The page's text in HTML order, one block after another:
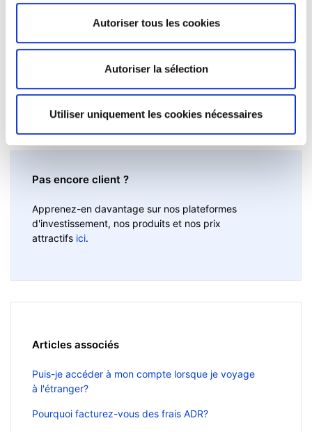
Autoriser tous les cookies
Autoriser la sélection
Utiliser uniquement les cookies nécessaires
Pas encore client ?
Apprenez-en davantage sur nos plateformes
d'investissement, nos produits et nos prix
attractifs ici.
Articles associés
Puis-je accéder à mon compte lorsque je voyage
à l'étranger?
Pourquoi facturez-vous des frais ADR?